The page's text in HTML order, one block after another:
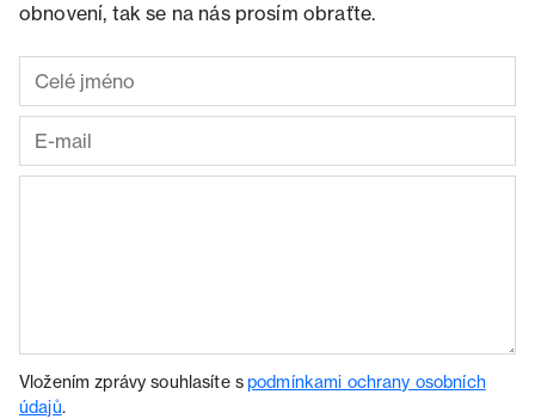
obnovení, tak se na nás prosím obraťte.
Vložením zprávy souhlasíte spodmínkami ochrany osobních
údajů.